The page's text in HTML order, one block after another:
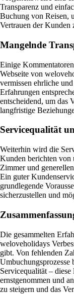
Transparenz und
Buchung von Reisen,
Vertrauen der Kunden
Mangelnde
Einige
Webseite von
vermissen ehrliche
Erfahrungen
entscheidend, um das
langfristige
Servicequalität
Weiterhin wird die
Kunden berichten von
Zimmer und
Ein guter
grundlegende
sicherzustellen und
Die gesammelten
weloveholidays
gibt. Von fehlenden
Umbuchungsprozesse
Servicequalität –
ernstgenommen und
zu steigern und das